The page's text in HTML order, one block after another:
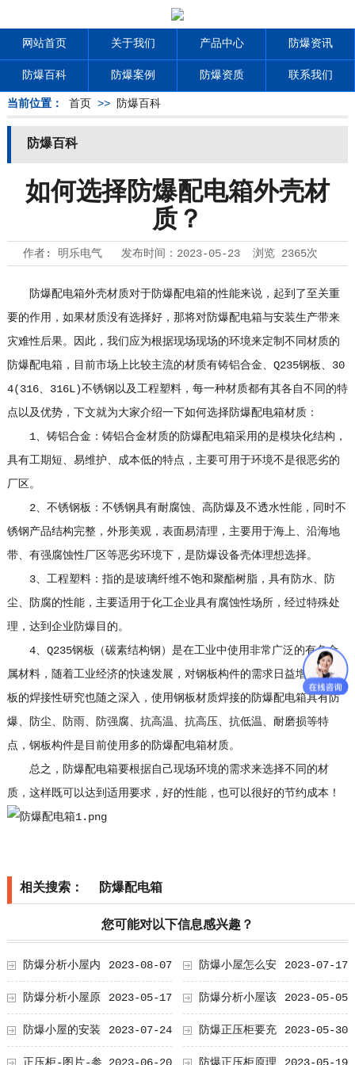
网站首页 关于我们 产品中心 防爆资讯
防爆百科 防爆案例 防爆资质 联系我们
当前位置： 首页 >> 防爆百科
防爆百科
如何选择防爆配电箱外壳材
质？
作者: 明乐电气 发布时间： 2023-05-23浏览 2365次
防爆配电箱外壳材质对于防爆配电箱的性能来说，起到了至关重
要的作用，如果材质没有选择好，那将对防爆配电箱与安装生产带来
灾难性后果。因此，我们应为根据现场现场的环境来定制不同材质的
防爆配电箱，目前市场上比较主流的材质有铸铝合金、Q235钢板、30
4(316、316L)不锈钢以及工程塑料，每一种材质都有其各自不同的特
点以及优势，下文就为大家介绍一下如何选择防爆配电箱材质：
1、铸铝合金：铸铝合金材质的防爆配电箱采用的是模块化结构，
具有工期短、易维护、成本低的特点，主要可用于环境不是很恶劣的
厂区。
2、不锈钢板：不锈钢具有耐腐蚀、高防爆及不透水性能，同时不
锈钢产品结构完整，外形美观，表面易清理，主要用于海上、沿海地
带、有强腐蚀性厂区等恶劣环境下，是防爆设备壳体理想选择。
3、工程塑料：指的是玻璃纤维不饱和聚酯树脂，具有防水、防
尘、防腐的性能，主要适用于化工企业具有腐蚀性场所，经过特殊处
理，达到企业防爆目的。
4、Q235钢板（碳素结构钢）是在工业中使用非常广泛的有色金
属材料，随着工业经济的快速发展，对钢板构件的需求日益增多，钢
板的焊接性研究也随之深入，使用钢板材质焊接的防爆配电箱具有防
爆、防尘、防雨、防强腐、抗高温、抗高压、抗低温、耐磨损等特
点，钢板构件是目前使用多的防爆配电箱材质。
总之，防爆配电箱要根据自己现场环境的需求来选择不同的材
质，这样既可以达到适用要求，好的性能，也可以很好的节约成本！
相关搜索： 防爆配电箱
您可能对以下信息感兴趣？
2023-08-07
防爆分析小屋内
部结构 2023-05-17
防爆分析小屋原
理 2023-07-24
防爆小屋的安装
注意事项
计规范 2023-07-17
防爆小屋怎么安
装 2023-05-05
防爆分析小屋该
如何选择？ 2023-05-30
防爆正压柜要充
什么气体